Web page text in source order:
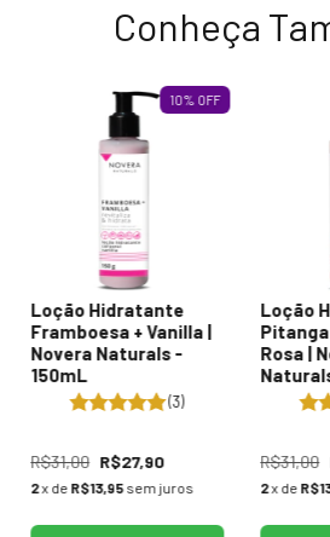
Conheça
10% OFF
Loção Hidratante
Framboesa + Vanilla |
Novera Naturals -
150mL
(3)
R$31,00 R$27,90
2x de R$13,95 sem juros
Loção
Rosa |
R$31,00
2x de